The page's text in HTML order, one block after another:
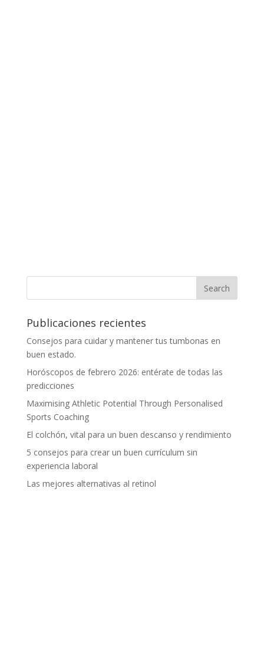
Publicaciones recientes
Consejos para cuidar y mantener tus tumbonas en
buen estado.
Horóscopos de febrero 2026: entérate de todas las
predicciones
Maximising Athletic Potential Through Personalised
Sports Coaching
El colchón, vital para un buen descanso y rendimiento
5 consejos para crear un buen currículum sin
experiencia laboral
Las mejores alternativas al retinol